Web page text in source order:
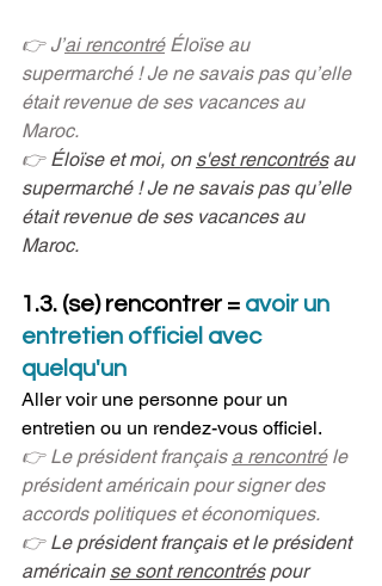
👉 J’ai rencontré Éloïse au
supermarché ! Je ne savais pas qu’elle
était revenue de ses vacances au
Maroc.
👉 Éloïse et moi, on s'est rencontrés au
supermarché ! Je ne savais pas qu’elle
était revenue de ses vacances au
Maroc.
1.3. (se) rencontrer = avoir un
entretien officiel avec
quelqu'un
Aller voir une personne pour un
entretien ou un rendez-vous officiel.
👉 Le président français a rencontré le
président américain pour signer des
accords politiques et économiques.
👉 Le président français et le président
américain se sont rencontrés pour